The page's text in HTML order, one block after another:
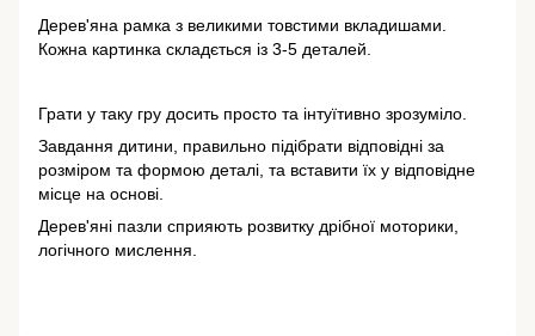
Дерев'яна рамка з великими товстими вкладишами.
Кожна картинка складється із 3-5 деталей.
Грати у таку гру досить просто та інтуїтивно зрозуміло.
Завдання дитини, правильно підібрати відповідні за
розміром та формою деталі, та вставити їх у відповідне
місце на основі.
Дерев'яні пазли сприяють розвитку дрібної моторики,
логічного мислення.